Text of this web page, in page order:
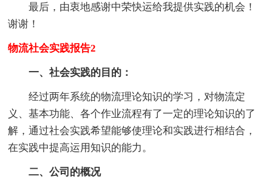
最后，由衷地感谢中荣快运给我提供实践的机会！
谢谢！
物流社会实践报告2
一、社会实践的目的：
经过两年系统的物流理论知识的学习，对物流定
义、基本功能、各个作业流程有了一定的理论知识的了
解，通过社会实践希望能够使理论和实践进行相结合，
在实践中提高运用知识的能力。
二、公司的概况